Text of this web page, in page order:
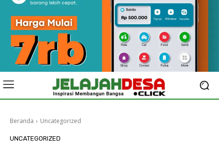
Beranda Uncategorized
UNCATEGORIZED